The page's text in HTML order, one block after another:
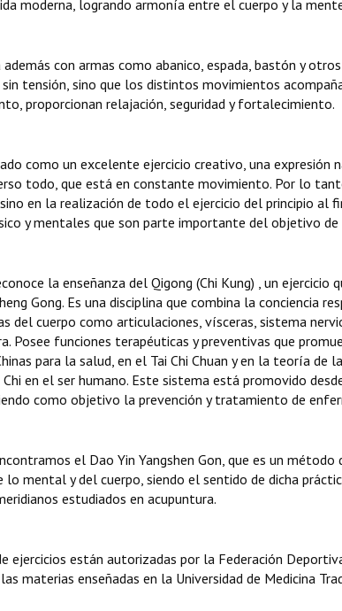
moderna, logrando armonía entre el cuerpo y la
además con armas como abanico, espada, bastón y
tensión, sino que los distintos movimientos
proporcionan relajación, seguridad y fortalecimiento.
como un excelente ejercicio creativo, una
todo, que está en constante movimiento. Por lo
en la realización de todo el ejercicio del principio al
y mentales que son parte importante del objetivo de
la enseñanza del Qigong (Chi Kung) , un
Gong. Es una disciplina que combina la conciencia
del cuerpo como articulaciones, vísceras, sistema
Posee funciones terapéuticas y preventivas que
para la salud, en el Tai Chi Chuan y en la teoría de
Chi en el ser humano. Este sistema está promovido
como objetivo la prevención y tratamiento de
el Dao Yin Yangshen Gon, que es un método
lo mental y del cuerpo, siendo el sentido de dicha
estudiados en acupuntura.
ejercicios están autorizadas por la Federación
materias enseñadas en la Universidad de Medicina